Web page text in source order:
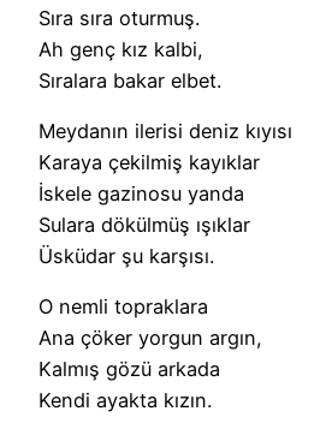
Sıra sıra oturmuş.
Ah genç kız kalbi,
Sıralara bakar elbet.
Meydanın ilerisi deniz kıyısı
Karaya çekilmiş kayıklar
İskele gazinosu yanda
Sulara dökülmüş ışıklar
Üsküdar şu karşısı.
O nemli topraklara
Ana çöker yorgun argın,
Kalmış gözü arkada
Kendi ayakta kızın.